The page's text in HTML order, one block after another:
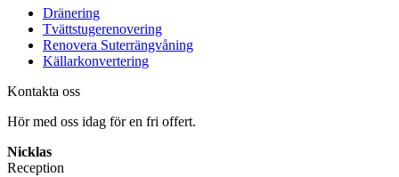
Dränering
Tvättstugerenovering
Renovera Suterrängvåning
Källarkonvertering
Kontakta oss
Hör med oss idag för en fri offert.
Nicklas
Reception